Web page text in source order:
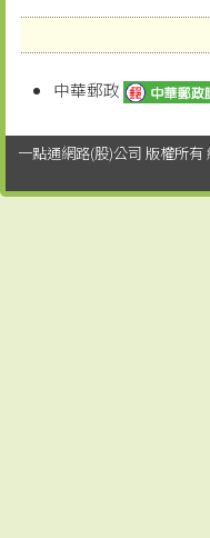
中華郵政
一點通網路(股)公司 版權所有